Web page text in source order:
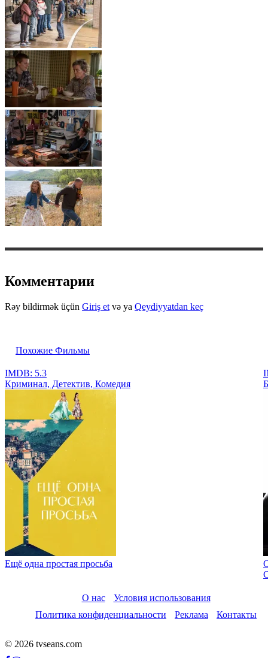
Комментарии
Rəy bildirmək üçün Giriş et və ya Qeydiyyatdan keç
Похожие Фильмы
IMDB: 5.3
Криминал, Детектив, Комедия
Ещё одна простая просьба
О нас
Условия использования
Политика конфиденциальности
Реклама Контакты
© 2026 tvseans.com